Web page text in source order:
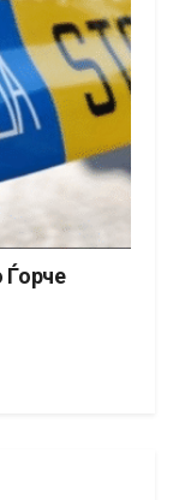
Ѓорче